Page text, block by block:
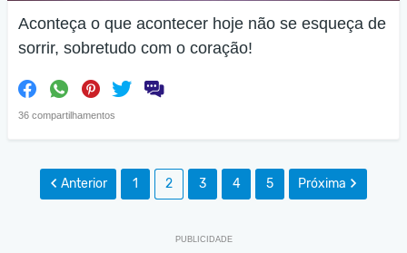
Aconteça o que acontecer hoje não se esqueça de
sorrir, sobretudo com o coração!
36 compartilhamentos
Anterior 1 2 3 4 5 Próxima